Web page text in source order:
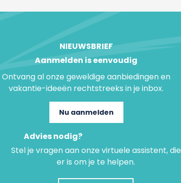
NIEUWSBRIEF
Aanmelden is eenvoudig
Ontvang al onze geweldige aanbiedingen en
vakantie-ideeën rechtstreeks in je inbox.
Nu aanmelden
Advies nodig?
Stel je vragen aan onze virtuele assistent, die
er is om je te helpen.